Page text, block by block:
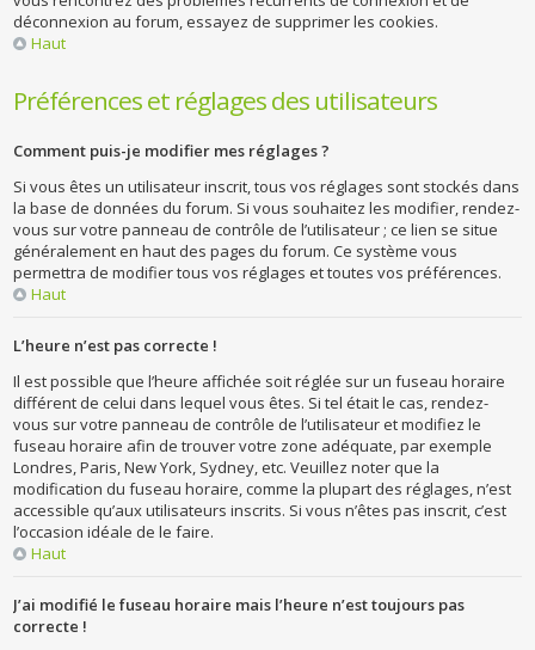
déconnexion au forum, essayez de supprimer les cookies.
Haut
Préférences et réglages des utilisateurs
Comment puis-je modifier mes réglages ?
Si vous êtes un utilisateur inscrit, tous vos réglages sont stockés dans
la base de données du forum. Si vous souhaitez les modifier, rendez-
vous sur votre panneau de contrôle de l’utilisateur ; ce lien se situe
généralement en haut des pages du forum. Ce système vous
permettra de modifier tous vos réglages et toutes vos préférences.
Haut
L’heure n’est pas correcte !
Il est possible que l’heure affichée soit réglée sur un fuseau horaire
différent de celui dans lequel vous êtes. Si tel était le cas, rendez-
vous sur votre panneau de contrôle de l’utilisateur et modifiez le
fuseau horaire afin de trouver votre zone adéquate, par exemple
Londres, Paris, New York, Sydney, etc. Veuillez noter que la
modification du fuseau horaire, comme la plupart des réglages, n’est
accessible qu’aux utilisateurs inscrits. Si vous n’êtes pas inscrit, c’est
l’occasion idéale de le faire.
Haut
J’ai modifié le fuseau horaire mais l’heure n’est toujours pas
correcte !